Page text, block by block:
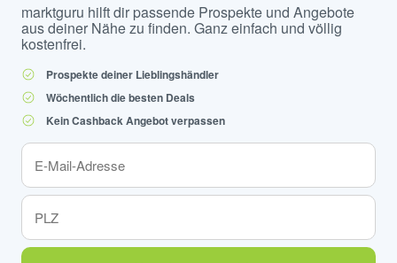
marktguru hilft dir passende Prospekte und Angebote
aus deiner Nähe zu finden. Ganz einfach und völlig
kostenfrei.
Prospekte deiner Lieblingshändler
Wöchentlich die besten Deals
Kein Cashback Angebot verpassen